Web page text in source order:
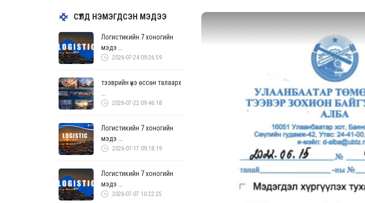
СҮҮЛД НЭМЭГДСЭН МЭДЭЭ
Логистикийн 7 хоногийн
мэдэ ...
2026-07-24 09:26:59
тээврийн үнэ өссөн талаарх
2026-07-22 09:46:18
Логистикийн 7 хоногийн
мэдэ ...
2026-07-17 09:18:19
Логистикийн 7 хоногийн
мэдэ ...
2026-07-07 10:22:25